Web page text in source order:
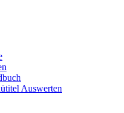
Auswerten